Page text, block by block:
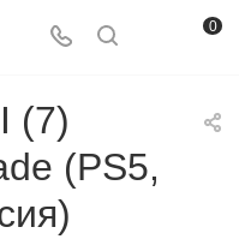
0
(7)
(PS5,